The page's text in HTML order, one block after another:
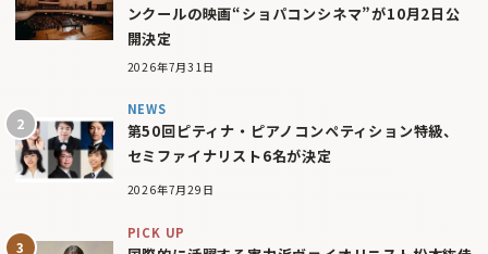
ンクールの映画“ショパコンシネマ”が10月2日公
開決定
2026年7月31日
NEWS
第50回ピティナ・ピアノコンペティション特級、
セミファイナリスト6名が決定
2026年7月29日
PICK UP